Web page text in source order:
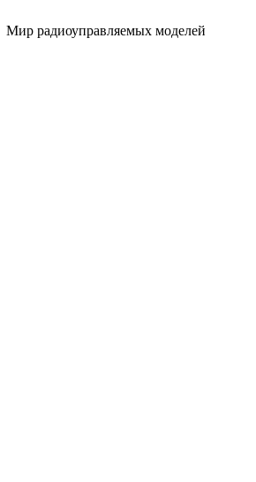
Мир радиоуправляемых моделей